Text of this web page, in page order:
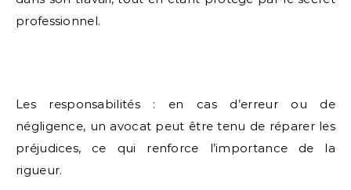
professionnel.
Les responsabilités : en cas d’erreur ou de
négligence, un avocat peut être tenu de réparer les
préjudices, ce qui renforce l’importance de la
rigueur.